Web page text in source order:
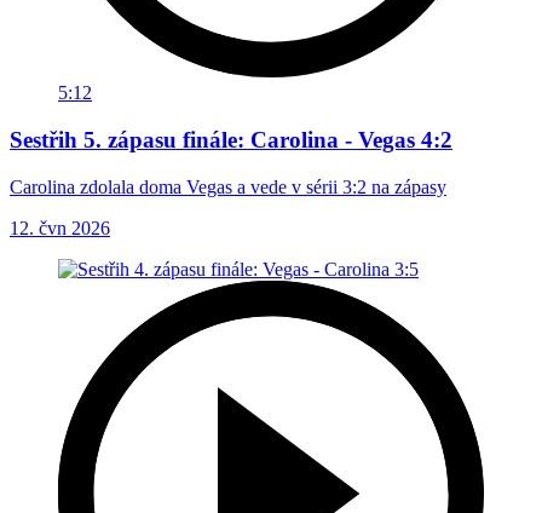
5:12
Sestřih 5. zápasu finále: Carolina - Vegas 4:2
Carolina zdolala doma Vegas a vede v sérii 3:2 na zápasy
12. čvn 2026